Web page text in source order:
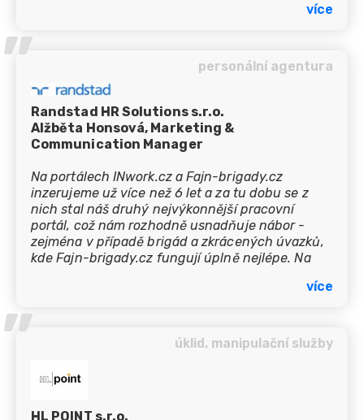
více
’’ personální agentura
Randstad HR Solutions s.r.o.
Alžběta Honsová, Marketing &
Communication Manager
Na portálech INwork.cz a Fajn-brigady.cz
inzerujeme už více než 6 let a za tu dobu se z
nich stal náš druhý nejvýkonnější pracovní
portál, což nám rozhodně usnadňuje nábor -
zejména v případě brigád a zkrácených úvazků,
kde Fajn-brigady.cz fungují úplně nejlépe. Na
velmi proklientský přístup, rychlou odezvu a také
individuálních požadavků, kterých máme celkem
více
’’ úklid, manipulační služby
HL POINT s.r.o.